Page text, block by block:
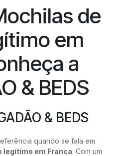
de
em
a
& BEDS
& BEDS
quando se fala em
legítimo em Franca. Com um